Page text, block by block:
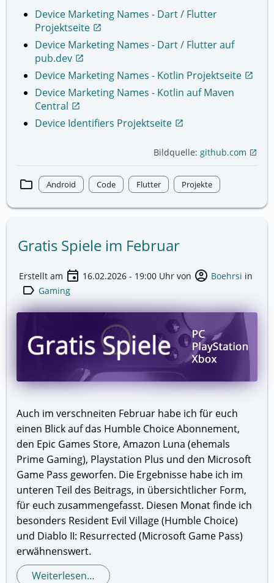
Device Marketing Names - Dart / Flutter
Projektseite open_in_new
Device Marketing Names - Dart / Flutter auf
pub.dev open_in_new
Device Marketing Names - Kotlin Projektseite open_in_new
Device Marketing Names - Kotlin auf Maven
Central open_in_new
Device Identifiers Projektseite open_in_new
Bildquelle: github.com open_in_new
folder Android Code Flutter Projekte
Gratis Spiele im Februar
Erstellt am event 16.02.2026 - 19:00 Uhr von account_circle Boehrsi in
label Gaming
Auch im verschneiten Februar habe ich für euch
einen Blick auf das Humble Choice Abonnement,
den Epic Games Store, Amazon Luna (ehemals
Prime Gaming), Playstation Plus und den Microsoft
Game Pass geworfen. Die Ergebnisse habe ich im
unteren Teil des Beitrags, in übersichtlicher Form,
für euch zusammengefasst. Diesen Monat finde ich
besonders Resident Evil Village (Humble Choice)
und Diablo II: Resurrected (Microsoft Game Pass)
erwähnenswert.
Weiterlesen…